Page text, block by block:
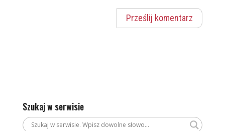
Szukaj w serwisie